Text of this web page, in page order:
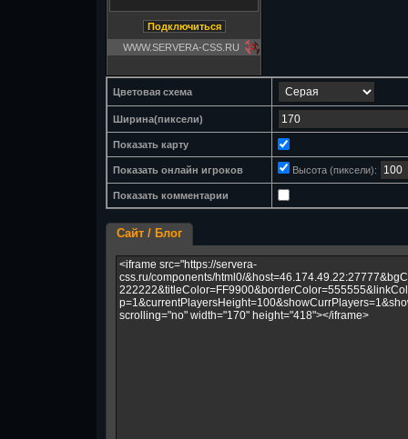
Цветовая схема
Ширина(пиксели)
Показать карту
Показать онлайн игроков Высота (пиксели):
Показать комментарии
Сайт / Блог